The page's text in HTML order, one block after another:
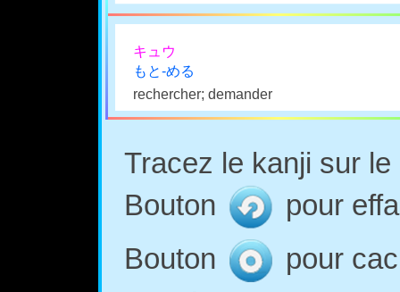
キュウ
もと-める
rechercher; demander
Tracez le kanji sur
Bouton
pour
Bouton
pour